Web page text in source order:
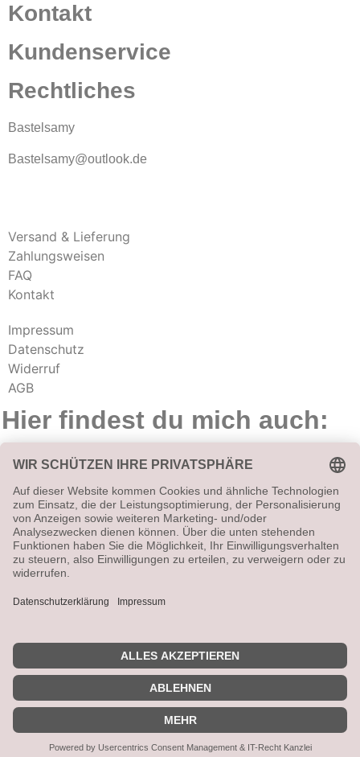
Kontakt
Kundenservice
Rechtliches
Bastelsamy
Bastelsamy@outlook.de
Versand & Lieferung
Zahlungsweisen
FAQ
Kontakt
Impressum
Datenschutz
Widerruf
AGB
Hier findest du mich auch:
Alle angegebenen Preise sind Gesamtpreise (ggf. zzgl.
Versandkosten). Umsatzsteuerbefreit aufgrund